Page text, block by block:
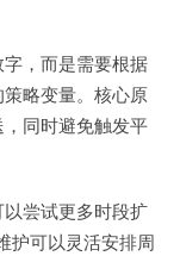
，而是需要根据
略变量。核心原
同时避免触发平
尝试更多时段扩
护可以灵活安排周